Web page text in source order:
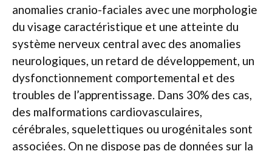
anomalies cranio-faciales avec une morphologie
du visage caractéristique et une atteinte du
système nerveux central avec des anomalies
neurologiques, un retard de développement, un
dysfonctionnement comportemental et des
troubles de l’apprentissage. Dans 30% des cas,
des malformations cardiovasculaires,
cérébrales, squelettiques ou urogénitales sont
associées. On ne dispose pas de données sur la